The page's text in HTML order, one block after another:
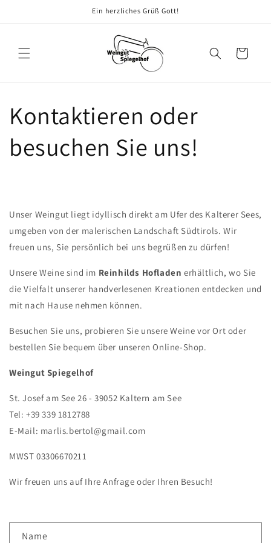
Ein herzliches Grüß Gott!
Warenkorb
Kontaktieren oder
besuchen Sie uns!
Unser Weingut liegt idyllisch direkt am Ufer des Kalterer Sees,
umgeben von der malerischen Landschaft Südtirols. Wir
freuen uns, Sie persönlich bei uns begrüßen zu dürfen!
Unsere Weine sind im Reinhilds Hofladen erhältlich, wo Sie
die Vielfalt unserer handverlesenen Kreationen entdecken und
mit nach Hause nehmen können.
Besuchen Sie uns, probieren Sie unsere Weine vor Ort oder
bestellen Sie bequem über unseren Online-Shop.
Weingut Spiegelhof
St. Josef am See 26 - 39052 Kaltern am See
Tel: +39 339 1812788
E-Mail: marlis.bertol@gmail.com
MWST 03306670211
Wir freuen uns auf Ihre Anfrage oder Ihren Besuch!
Name